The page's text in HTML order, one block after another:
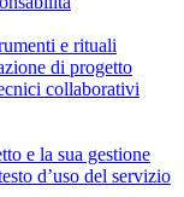
e rituali
di progetto
collaborativi
e la sua gestione
d’uso del servizio